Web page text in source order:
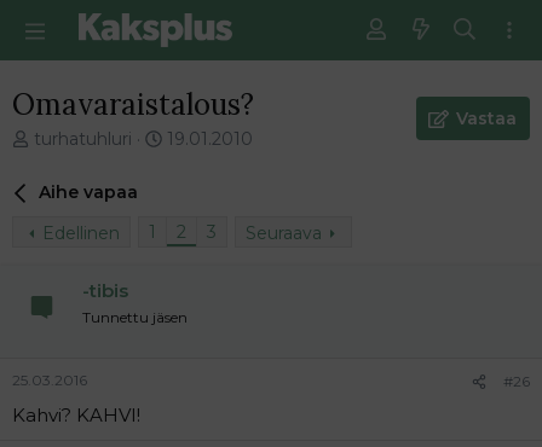
Omavaraistalous?
V
e
t
e
t
n
a
turhatuhluri
E
m
m
n
19.01.2010
Vastaa
Aihe vapaa
Edellinen
1 2 3 Seuraava
-tibis
Tunnettu jäsen
25.03.2016 #26
Kahvi? KAHVI!